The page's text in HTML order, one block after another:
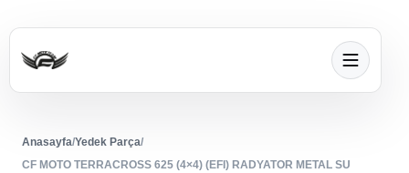
Anasayfa/Yedek Parça/
CF MOTO TERRACROSS 625 (4×4) (EFI) RADYATOR METAL SU